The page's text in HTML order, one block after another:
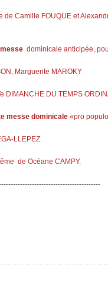
de Camille FOUQUE
dominicale anticipée,
Marguerite MAROKY
DIMANCHE DU TEMPS
messe dominicale «pro
LLEPEZ.
de Océane CAMPY.